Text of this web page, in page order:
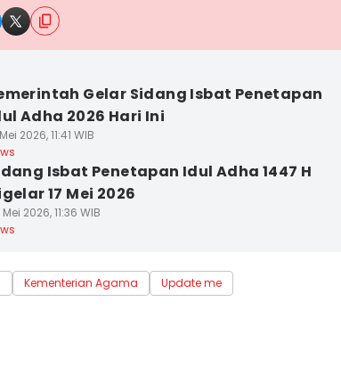
Gelar Sidang Isbat Penetapan
Adha 2026 Hari Ini
2026, 11:41 WIB
Isbat Penetapan Idul Adha 1447 H
17 Mei 2026
2026, 11:36 WIB
Kementerian Agama Update me